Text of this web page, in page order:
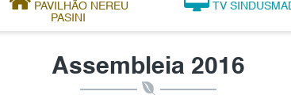
PAVILHÃO NEREU
PASINI
TV
Assembleia 2016